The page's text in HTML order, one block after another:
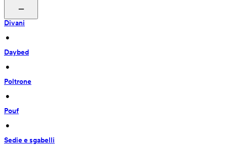
Divani
•
Daybed
•
Poltrone
•
Pouf
•
Sedie e sgabelli